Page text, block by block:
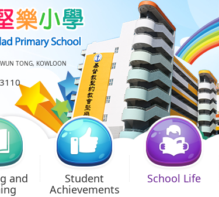
TONG, KOWLOON
and Student
Achievements
School Life